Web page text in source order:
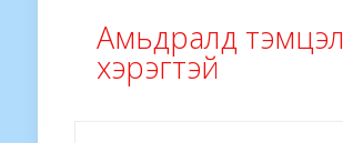
Амьдралд тэмцэл
хэрэгтэй